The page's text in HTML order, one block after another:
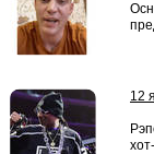
12